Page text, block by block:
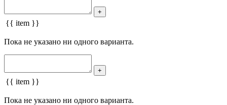
+
{{ item }}
Пока не указано ни одного варианта.
+
{{ item }}
Пока не указано ни одного варианта.